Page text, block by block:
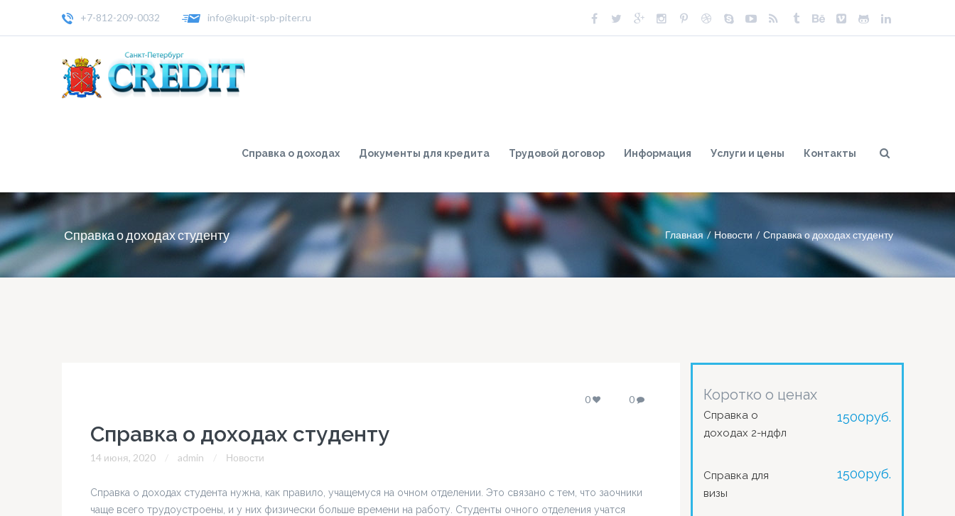
+7-812-209-0032 info@kupit-spb-piter.ru
Справка о доходах Документы для кредита Трудовой договор Информация Услуги и цены Контакты
Справка о доходах студенту Главная Новости Справка о доходах студенту
0 0
Справка о доходах студенту
14 июня, 2020 admin Новости
Справка о доходах студента нужна, как правило, учащемуся на очном отделении. Это связано с тем, что заочники
чаще всего трудоустроены, и у них физически больше времени на работу. Студенты очного отделения учатся
Коротко о ценах
Справка о
доходах 2-ндфл
Справка для
визы
1500руб.
1500руб.